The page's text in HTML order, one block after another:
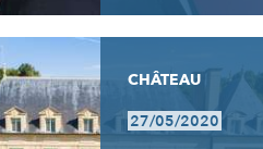
CHÂTEAU
27/05/2020